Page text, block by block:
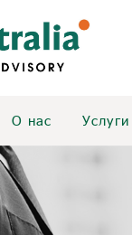
О нас Услуги